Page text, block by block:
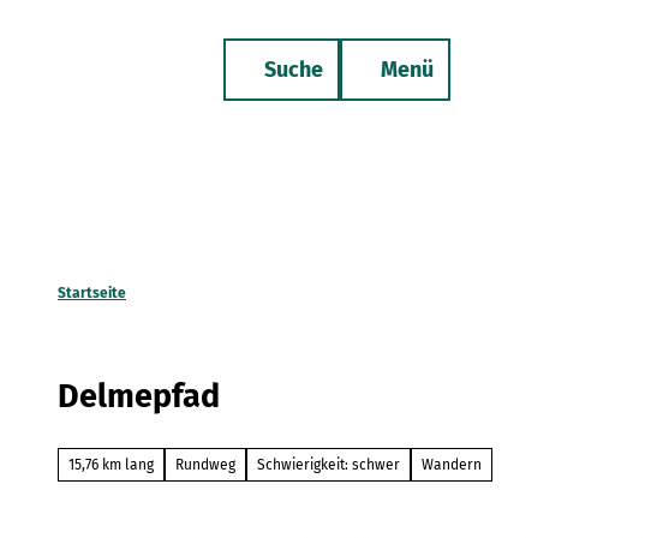
Suche Menü
Startseite
Delmepfad
15,76 km lang Rundweg Schwierigkeit: schwer Wandern